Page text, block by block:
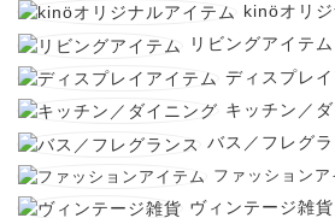
kinöオリ
リビングアイテム
ディスプレ
キッチン／
バス／フレグラ
ファッションア
ヴィンテージ雑貨